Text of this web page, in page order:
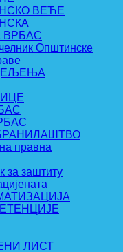
ВЕЋЕ
ВРБАС
Општинске
правна
за заштиту
ЛИСТ